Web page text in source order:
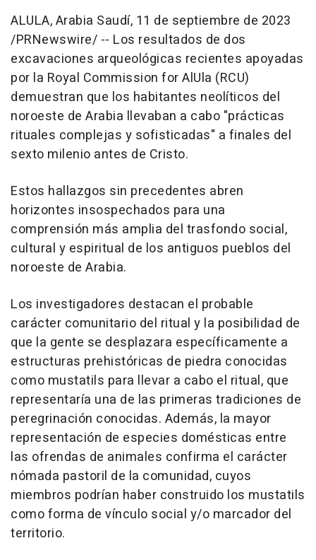
ALULA, Arabia Saudí, 11 de septiembre de 2023
/PRNewswire/ -- Los resultados de dos
excavaciones arqueológicas recientes apoyadas
por la Royal Commission for AlUla (RCU)
demuestran que los habitantes neolíticos del
noroeste de Arabia llevaban a cabo "prácticas
rituales complejas y sofisticadas" a finales del
sexto milenio antes de Cristo.
Estos hallazgos sin precedentes abren
horizontes insospechados para una
comprensión más amplia del trasfondo social,
cultural y espiritual de los antiguos pueblos del
noroeste de Arabia.
Los investigadores destacan el probable
carácter comunitario del ritual y la posibilidad de
que la gente se desplazara específicamente a
estructuras prehistóricas de piedra conocidas
como mustatils para llevar a cabo el ritual, que
representaría una de las primeras tradiciones de
peregrinación conocidas. Además, la mayor
representación de especies domésticas entre
las ofrendas de animales confirma el carácter
nómada pastoril de la comunidad, cuyos
miembros podrían haber construido los mustatils
como forma de vínculo social y/o marcador del
territorio.